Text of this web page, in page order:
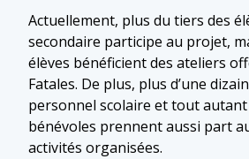
Actuellement, plus du tiers des
secondaire participe au projet,
élèves bénéficient des ateliers
Fatales. De plus, plus d’une
personnel scolaire et tout
bénévoles prennent aussi part
activités organisées.